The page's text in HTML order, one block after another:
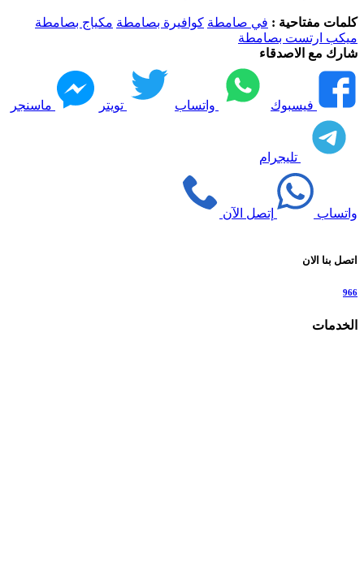
كلمات مفتاحية : في صامطة كوافيرة بصامطة مكياج بصامطة
ميكب ارتست بصامطة
شارك مع الاصدقاء
فيسبوك واتساب تويتر ماسنجر
تليجرام
واتساب إتصل الآن
اتصل بنا الان
966
الخدمات